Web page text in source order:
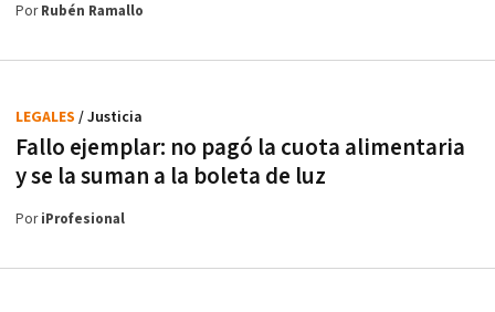
PorRubén Ramallo
Fallo ejemplar: no pagó la cuota alimentaria
y se la suman a la boleta de luz
LEGALES / Justicia
PoriProfesional